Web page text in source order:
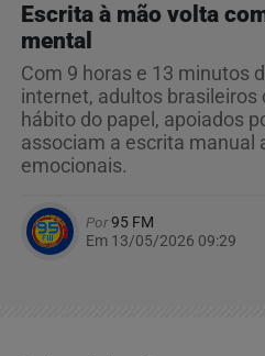
Escrita à mão volta
mental
Com 9 horas e 13 minutos
internet, adultos
hábito do papel, apoiados
associam a escrita manual
emocionais.
Por95 FM
Em 13/05/2026 09:29